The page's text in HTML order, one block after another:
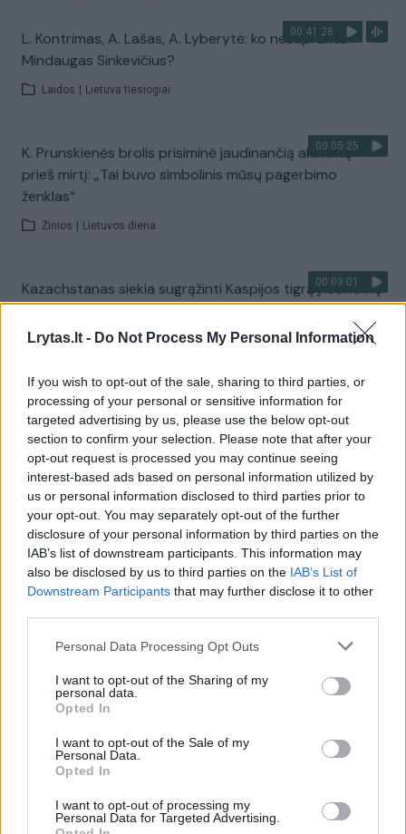
Lrytas.lt - Do Not Process My Personal Information
If you wish to opt-out of the sale, sharing to third parties, or
processing of your personal or sensitive information for
targeted advertising by us, please use the below opt-out
section to confirm your selection. Please note that after your
opt-out request is processed you may continue seeing
interest-based ads based on personal information utilized by
us or personal information disclosed to third parties prior to
your opt-out. You may separately opt-out of the further
disclosure of your personal information by third parties on the
IAB’s list of downstream participants. This information may
also be disclosed by us to third parties on the IAB’s List of
Downstream Participants that may further disclose it to other
Personal Data Processing Opt Outs
I want to opt-out of the Sharing of my
personal data.
Opted In
I want to opt-out of the Sale of my
Personal Data.
Opted In
I want to opt-out of processing my
Personal Data for Targeted Advertising.
00:41:28
L. Kontrimas, A. Lašas, A. Lyberytė: ko nesupranta
Mindaugas Sinkevičius?
Laidos Lietuva tiesiogiai
00:05:25
K. Prunskienės brolis prisiminė jaudinančią akimirką
prieš mirtį: „Tai buvo simbolinis mūsų pagerbimo
ženklas“
Žinios Lietuvos diena
00:03:01
Kazachstanas siekia sugrąžinti Kaspijos tigrą į Centrinę
Aziją: ypatingam projektui ruoštasi dešimtmetį
Žinios | Pasaulis
00:03:41
Mėsainių mėgėjus kviečia nepražiopsoti festivalio
Vilniuje: atskleidė populiariausią paruošimo būdą
Žinios | Lietuvos diena
Visi įrašai
Žiūrimiausi įrašai
vaikus: jiems kilusi grėsmė
Žinios
Vaizdai iš tragiškos avarijos Vilniaus r.: dviejų moterų ir
vaiko gyvybių išgelbėti nepavyko
Žinios | Lietuvos diena